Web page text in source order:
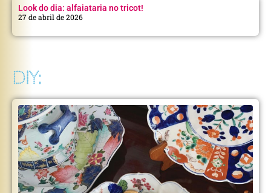
Look do dia: alfaiataria no tricot!
27 de abril de 2026
DIY: